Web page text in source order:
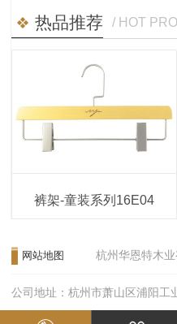
热品推荐 / HOT
裤架-童装系列16E04
网站地图 杭州华恩特木业
公司地址：杭州市萧山区浦阳工